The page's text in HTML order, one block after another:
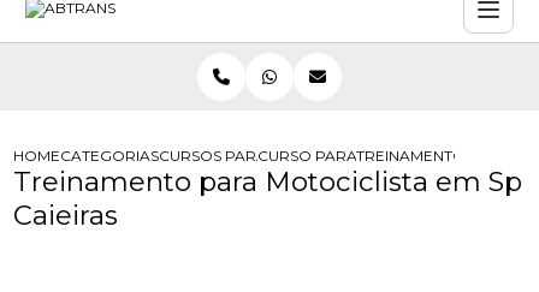
HOMECATEGORIASCURSOS PARA MOTOCICLISTAS
CURSO PARA MOTOCICLISTA
TREINAMENTO PARA
Treinamento para Motociclista em Sp
Caieiras